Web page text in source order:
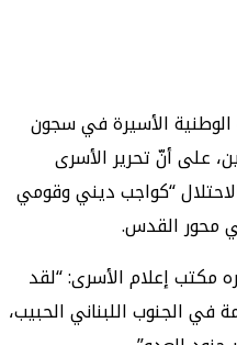
الوطنية الأسيرة في سجون
على أنّ تحرير الأسرى
“كواجب ديني وقومي
محور القدس.
مكتب إعلام الأسرى: “لقد
في الجنوب اللبناني الحبيب،